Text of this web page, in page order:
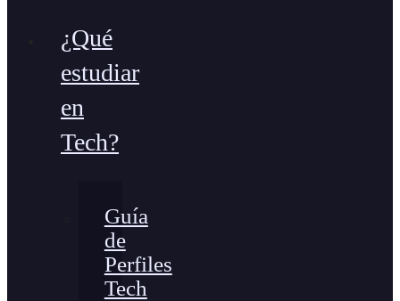
¿Qué
estudiar
en
Tech?
Guía
de
Perfiles
Tech